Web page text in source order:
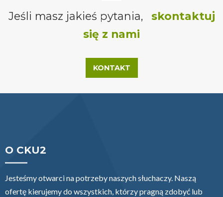
Jeśli masz jakieś pytania,
skontaktuj
się z nami
KONTAKT
O CKU2
Jesteśmy otwarci na potrzeby naszych słuchaczy. Naszą
ofertę kierujemy do wszystkich, którzy pragną zdobyć lub